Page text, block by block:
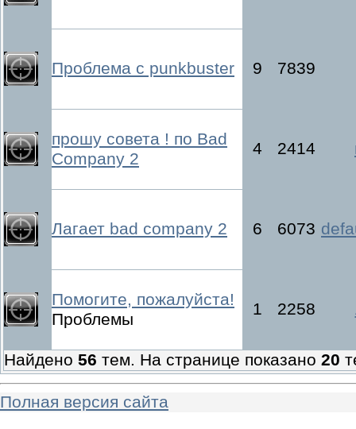
Проблема с punkbuster 9 7839
прошу совета ! по Bad
Company 2
4 2414
Лагает bad company 2 6 6073
Помогите, пожалуйста!
Проблемы
1 2258
Найдено 56 тем. На странице показано 20
Полная версия сайта